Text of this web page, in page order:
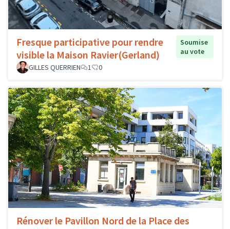
Fresque participative pour rendre
visible la Maison Ravier(Gerland)
Soumise
au vote
GILLES QUERRIEN
1 0
Rénover le Pavillon Nord de la Place des